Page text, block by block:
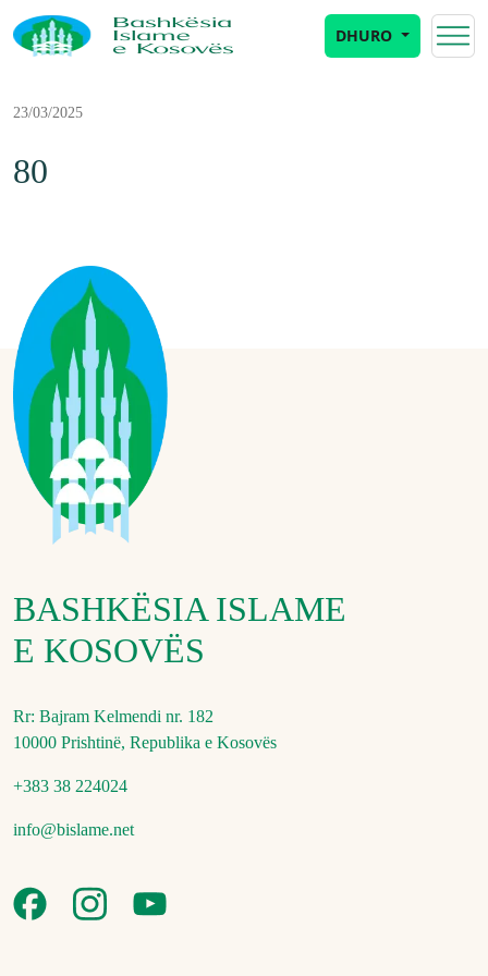
DHURO
23/03/2025
80
BASHKËSIA ISLAME
E KOSOVËS
Rr: Bajram Kelmendi nr. 182
10000 Prishtinë, Republika e Kosovës
+383 38 224024
info@bislame.net